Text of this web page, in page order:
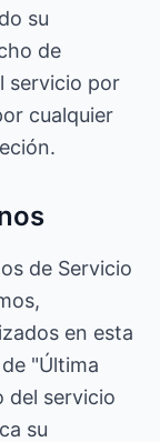
su
de
servicio por
cualquier
de Servicio
en esta
"Última
del servicio
su